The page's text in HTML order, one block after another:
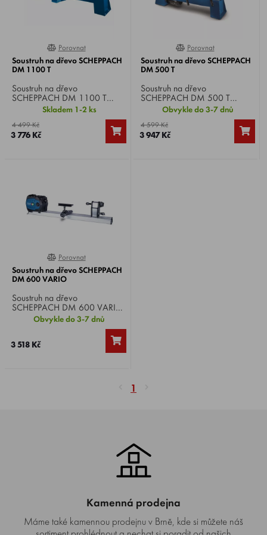
0%
Porovnat
Soustruh na dřevo SCHEPPACH
DM 1100 T
Soustruh na dřevo
SCHEPPACH DM 1100 T
, motor 230 V, příkon 400 W,
890/1260/1760/2600
ot./min, max. Ø soustružení
350 mm, upnutí vřetene M 18,
Skladem 1-2 ks
4 499 Kč
3 776 Kč
0%
Porovnat
Soustruh na dřevo SCHEPPACH
DM 500 T
Soustruh na dřevo
SCHEPPACH DM 500 T
, motor 230 V, příkon 400 W,
890/1260/1760/2600
ot./min, max. Ø soustružení
350 mm, upnutí vřetene M 18,
Obvykle do 3-7 dnů
4 599 Kč
3 947 Kč
0%
Porovnat
Soustruh na dřevo SCHEPPACH
DM 600 VARIO
Soustruh na dřevo
SCHEPPACH DM 600 VARIO
, motor 230 V, příkon 550 W,
otáčky 800 - 3000 ot./min,
max. Ø soustružení 250 mm,
upnutí vřetene M 18, hmotnost
Obvykle do 3-7 dnů
3 518 Kč
1
Kamenná prodejna
Máme také kamennou prodejnu v Brně, kde si můžete náš